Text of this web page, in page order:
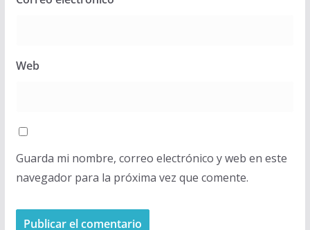
Web
Guarda mi nombre, correo electrónico y web en este
navegador para la próxima vez que comente.